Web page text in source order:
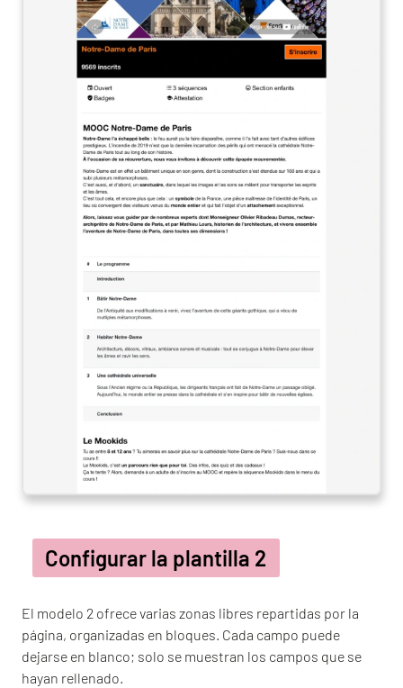
Configurar la plantilla 2
El modelo 2 ofrece varias zonas libres repartidas por la
página, organizadas en bloques. Cada campo puede
dejarse en blanco; solo se muestran los campos que se
hayan rellenado.